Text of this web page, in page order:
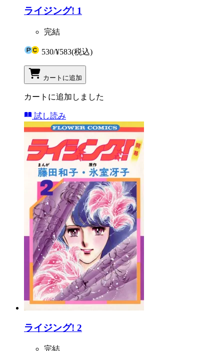
ライジング! 1
完結
530/¥583(税込)
カートに追加
カートに追加しました
試し読み
ライジング! 2
完結